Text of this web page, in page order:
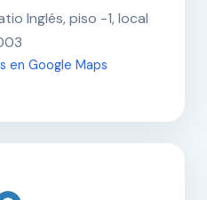
Inglés, piso -1, local
en Google Maps